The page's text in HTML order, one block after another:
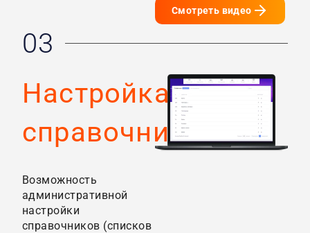
Смотреть видео
03
Настройка
справочников
Возможность
административной
настройки
справочников (списков